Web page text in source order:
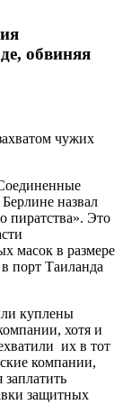
обвиняя
чужих
назвал
пиратства». Это
масок в размере
порт Таиланда
куплены
хотя и
их в тот
компании,
защитных